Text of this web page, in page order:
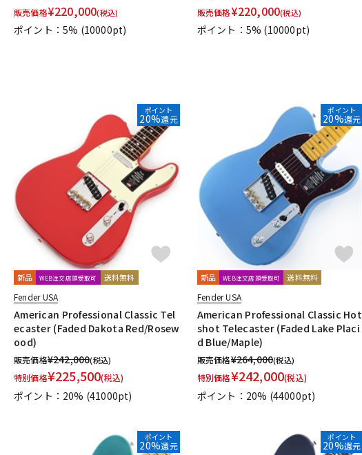
販売価格¥220,000(税込)
ポイント：5% (10000pt)
販売価格¥220,000(税込)
ポイント：5% (10000pt)
ポイント
20%還元
新品 WEB注文店頭受取可 送料無料
Fender USA
American Professional Classic Tel
ecaster (Faded Dakota Red/Rosew
ood)
販売価格¥242,000(税込)
特別価格¥225,500(税込)
ポイント：20% (41000pt)
ポイント
20%還元
新品 WEB注文店頭受取可 送料無料
Fender USA
American Professional Classic Hot
shot Telecaster (Faded Lake Placi
d Blue/Maple)
販売価格¥264,000(税込)
特別価格¥242,000(税込)
ポイント：20% (44000pt)
ポイント
20%還元
ポイント
20%還元